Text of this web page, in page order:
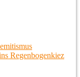
Regenbogenkiez